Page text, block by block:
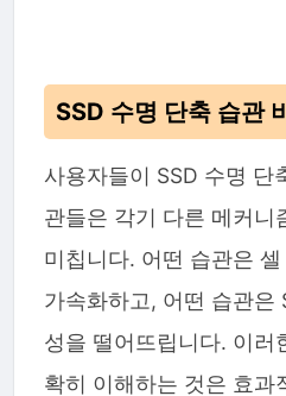
SSD 수명 단축 습관
사용자들이 SSD 수명 단
관들은 각기 다른 메커니
미칩니다. 어떤 습관은
가속화하고, 어떤 습관은
성을 떨어뜨립니다. 이러
확히 이해하는 것은 효과